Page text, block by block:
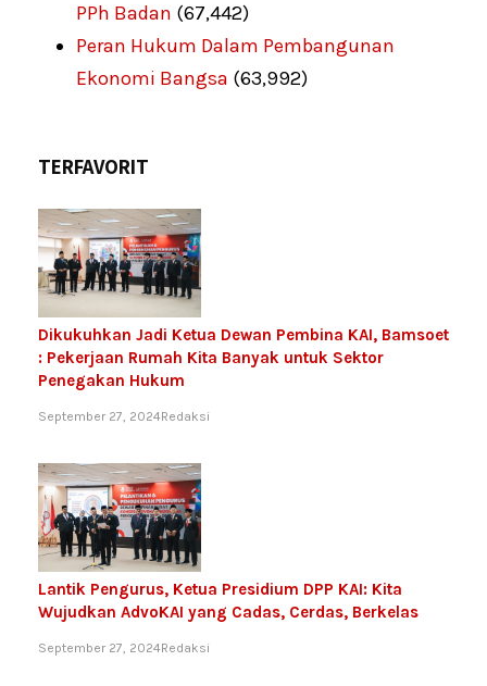
PPh Badan (67,442)
Peran Hukum Dalam Pembangunan
Ekonomi Bangsa (63,992)
TERFAVORIT
Dikukuhkan Jadi Ketua Dewan Pembina KAI, Bamsoet
: Pekerjaan Rumah Kita Banyak untuk Sektor
Penegakan Hukum
September 27, 2024Redaksi
Lantik Pengurus, Ketua Presidium DPP KAI: Kita
Wujudkan AdvoKAI yang Cadas, Cerdas, Berkelas
September 27, 2024Redaksi